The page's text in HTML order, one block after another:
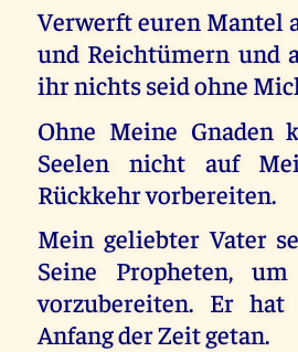
Verwerft euren Mantel
und Reichtümern und
ihr nichts seid ohne
Ohne Meine Gnaden
Seelen nicht auf
Rückkehr vorbereiten.
Mein geliebter Vater
Seine Propheten,
vorzubereiten. Er
Anfang der Zeit getan.